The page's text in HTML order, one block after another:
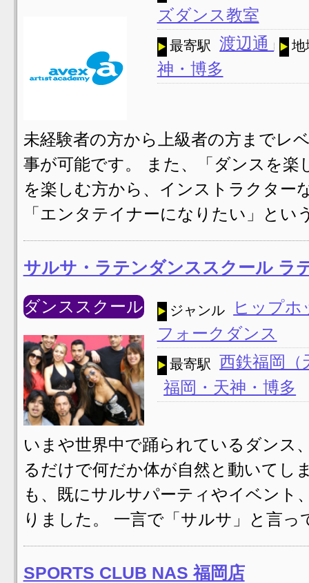
ズダンス教室
最寄駅 渡辺通 地
神・博多
未経験者の方から上級者の方までレ
事が可能です。 また、「ダンスを
を楽しむ方から、インストラクター
「エンタテイナーになりたい」と
サルサ・ラテンダンススクール
ダンススクール ジャンル
ヒップ
フォークダンス
最寄駅
西鉄福岡
福岡・天神・博多
いまや世界中で踊られているダン
るだけで何だか体が自然と動いてし
も、既にサルサパーティやイベント
りました。 一言で「サルサ」と言
SPORTS CLUB NAS 福岡店